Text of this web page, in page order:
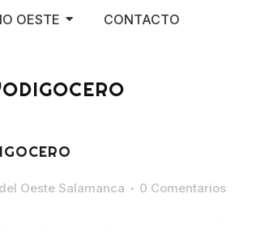
OESTE CONTACTO
Oeste Salamanca 0 Comentarios